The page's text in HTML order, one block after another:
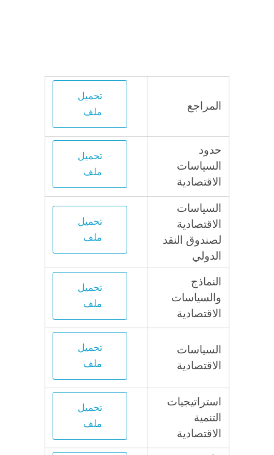
المراجع
تحميل
ملف
حدود
السياسات
الاقتصادية
تحميل
ملف
السياسات
الاقتصادية
لصندوق النقد
الدولي
تحميل
ملف
النماذج
والسياسات
الاقتصادية
تحميل
ملف
السياسات
الاقتصادية
تحميل
ملف
استراتيجيات
التنمية
الاقتصادية
تحميل
ملف